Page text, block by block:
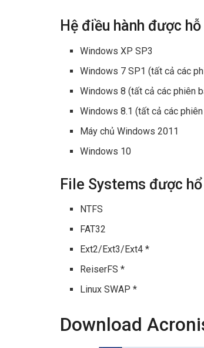
Hệ điều hành được
Windows XP SP3
Windows 7 SP1 (tất cả các
Windows 8 (tất cả các phiên
Windows 8.1 (tất cả các
Máy chủ Windows 2011
Windows 10
File Systems được
NTFS
FAT32
Ext2/Ext3/Ext4 *
ReiserFS *
Linux SWAP *
Download